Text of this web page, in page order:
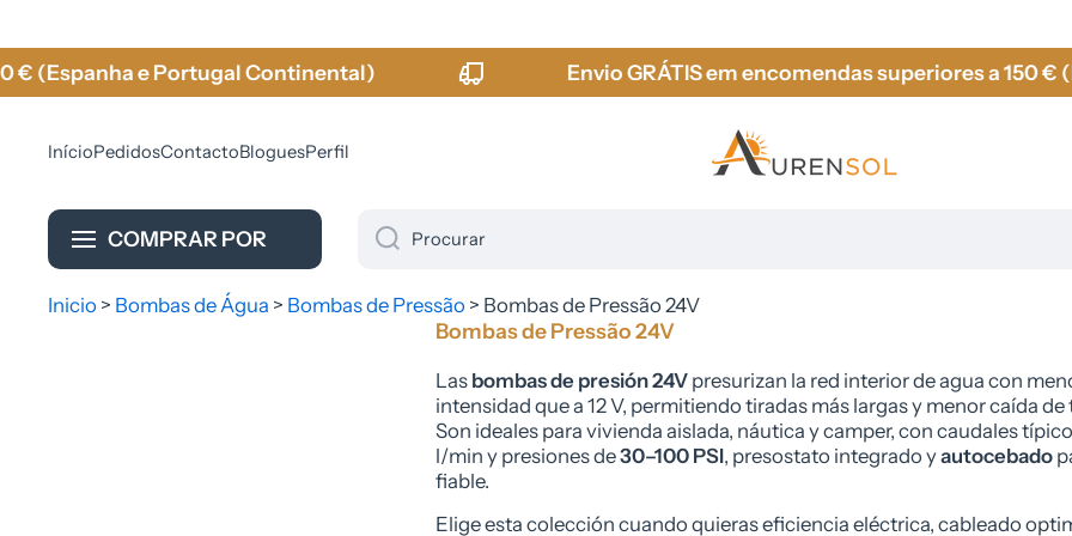
e Portugal Continental) Envio GRÁTIS em encomendas superiores a 150 € (Espanha
InícioPedidosContactoBloguesPerfil
COMPRAR POR Procurar
Inicio > Bombas de Água > Bombas de Pressão > Bombas de Pressão 24V
Bombas de Pressão 24V
Las bombas de presión 24Vpresurizan la red interior de agua con
intensidad que a 12 V, permitiendo tiradas más largas y menor caída de
Son ideales para vivienda aislada, náutica y camper, con caudales
l/min y presiones de30–100 PSI, presostato integrado yautocebado
fiable.
Elige esta colección cuando quieras eficiencia eléctrica, cableado